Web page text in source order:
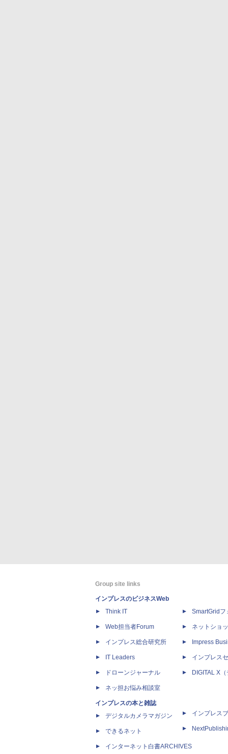
Group site links
インプレスのビジネスWeb
Think IT
Web担当者Forum
インプレス総合研究所
IT Leaders
ドローンジャーナル
ネッ担お悩み相談室
インプレスの本と雑誌
デジタルカメラマガジン
できるネット
インターネット白書ARCHIVES
SmartGridフ
ネットショ
Impress
インプレス
DIGITAL X
インプレス